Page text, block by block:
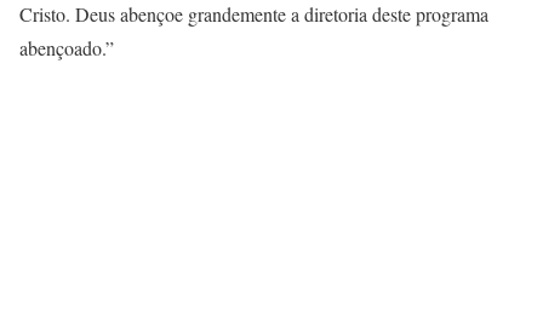
Cristo. Deus abençoe grandemente a diretoria deste programa
abençoado.”